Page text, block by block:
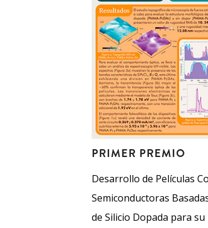
PRIMER PREMIO
Desarrollo de Películas
Semiconductoras
de Silicio Dopada para su